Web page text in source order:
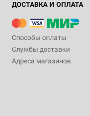
ДОСТАВКА И ОПЛАТА
Способы оплаты
Службы доставки
Адреса магазинов